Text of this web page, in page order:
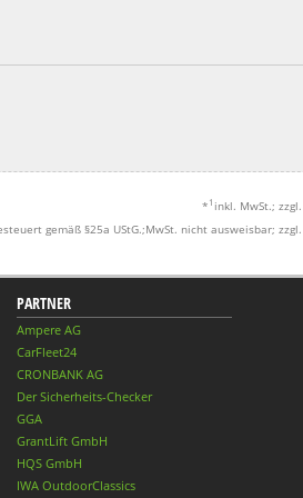
* 1 inkl. MwSt.;
gemäß §25a UStG.;MwSt. nicht ausweisbar;
PARTNER
Ampere AG
CarFleet24
CRONBANK AG
Der Sicherheits-Checker
GGA
GrantLift GmbH
HQS GmbH
IWA OutdoorClassics